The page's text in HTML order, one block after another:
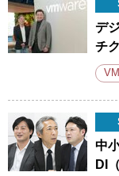
デ
チ
中
DI